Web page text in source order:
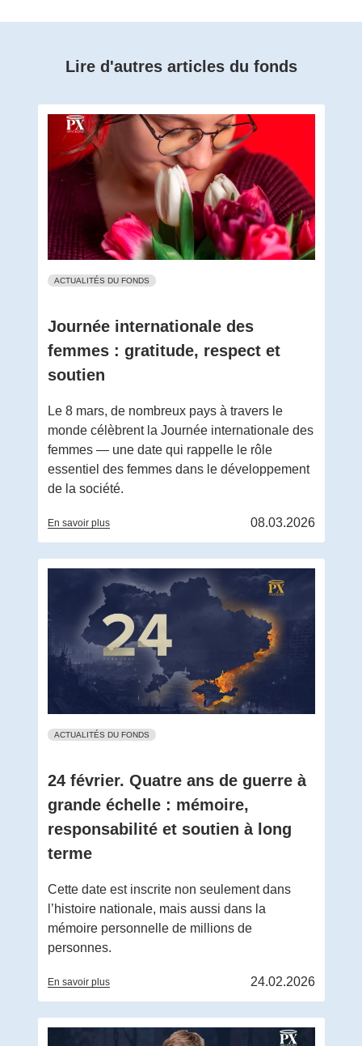
Lire d'autres articles du fonds
ACTUALITÉS DU FONDS
Journée internationale des
femmes : gratitude, respect et
soutien
Le 8 mars, de nombreux pays à travers le
monde célèbrent la Journée internationale des
femmes — une date qui rappelle le rôle
essentiel des femmes dans le développement
de la société.
En savoir plus 08.03.2026
ACTUALITÉS DU FONDS
24 février. Quatre ans de guerre à
grande échelle : mémoire,
responsabilité et soutien à long
terme
Cette date est inscrite non seulement dans
l’histoire nationale, mais aussi dans la
mémoire personnelle de millions de
personnes.
En savoir plus 24.02.2026